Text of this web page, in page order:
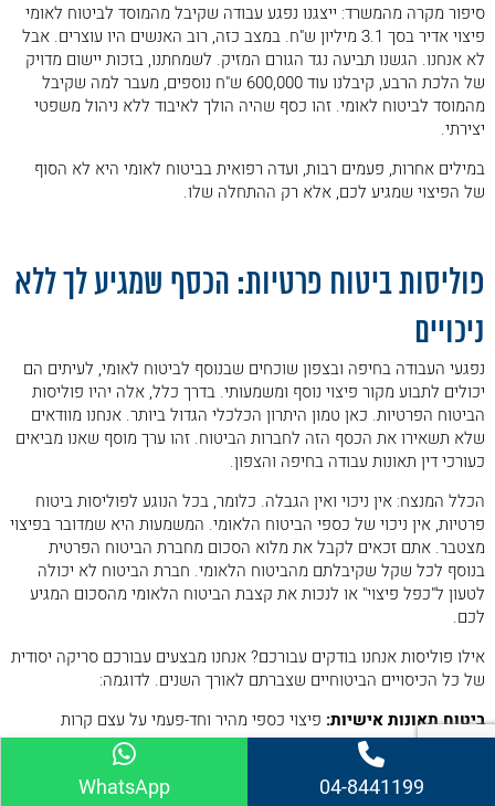
סיפור מקרה מהמשרד: ייצגנו נפגע עבודה שקיבל מהמוסד לביטוח לאומי
פיצוי אדיר בסך 3.1 מיליון ש"ח. במצב כזה, רוב האנשים היו עוצרים. אבל
לא אנחנו. הגשנו תביעה נגד הגורם המזיק. לשמחתנו, בזכות יישום מדויק
של הלכת הרבע, קיבלנו עוד 600,000 ש"ח נוספים, מעבר למה שקיבל
מהמוסד לביטוח לאומי. זהו כסף שהיה הולך לאיבוד ללא ניהול משפטי
יצירתי.
במילים אחרות, פעמים רבות, ועדה רפואית בביטוח לאומי היא לא הסוף
של הפיצוי שמגיע לכם, אלא רק ההתחלה שלו.
פוליסות ביטוח פרטיות: הכסף שמגיע לך ללא
ניכויים
נפגעי העבודה בחיפה ובצפון שוכחים שבנוסף לביטוח לאומי, לעיתים הם
יכולים לתבוע מקור פיצוי נוסף ומשמעותי. בדרך כלל, אלה יהיו פוליסות
הביטוח הפרטיות. כאן טמון היתרון הכלכלי הגדול ביותר. אנחנו מוודאים
שלא תשאירו את הכסף הזה לחברות הביטוח. זהו ערך מוסף שאנו מביאים
כעורכי דין תאונות עבודה בחיפה והצפון.
הכלל המנצח: אין ניכוי ואין הגבלה. כלומר, בכל הנוגע לפוליסות ביטוח
פרטיות, אין ניכוי של כספי הביטוח הלאומי. המשמעות היא שמדובר בפיצוי
מצטבר. אתם זכאים לקבל את מלוא הסכום מחברת הביטוח הפרטית
בנוסף לכל שקל שקיבלתם מהביטוח הלאומי. חברת הביטוח לא יכולה
לטעון ל"כפל פיצוי" או לנכות את קצבת הביטוח הלאומי מהסכום המגיע
לכם.
אילו פוליסות אנחנו בודקים עבורכם? אנחנו מבצעים עבורכם סריקה יסודית
של כל הכיסויים הביטוחיים שצברתם לאורך השנים. לדוגמה:
ביטוח תאונות אישיות: פיצוי כספי מהיר וחד-פעמי על עצם קרות
האירוע, ימי אשפוז או שברים.
אובדן כושר עבודה:קצבה חודשית המשולמת במידה ואינכם יכול04-8441199
WhatsApp